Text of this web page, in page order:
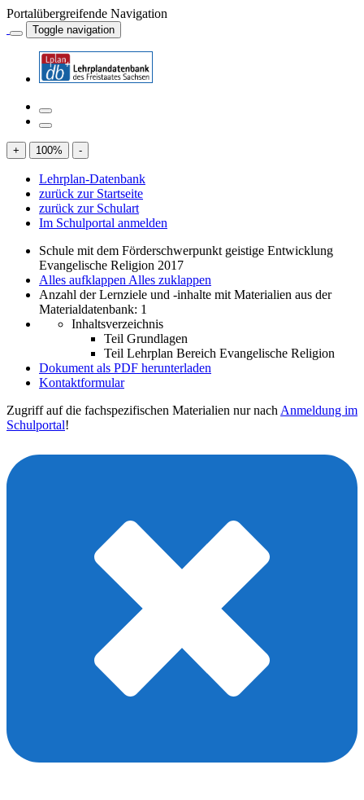
Portalübergreifende Navigation
Toggle navigation
+ 100% -
Lehrplan-Datenbank
zurück zur Startseite
zurück zur Schulart
Im Schulportal anmelden
Schule mit dem Förderschwerpunkt geistige Entwicklung
Evangelische Religion 2017
Alles aufklappen Alles zuklappen
Anzahl der Lernziele und -inhalte mit Materialien aus der
Materialdatenbank: 1
Inhaltsverzeichnis
Teil Grundlagen
Teil Lehrplan Bereich Evangelische Religion
Dokument als PDF herunterladen
Kontaktformular
Zugriff auf die fachspezifischen Materialien nur nach Anmeldung im
Schulportal!